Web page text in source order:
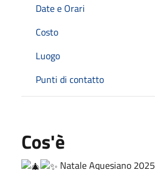
Date e Orari
Costo
Luogo
Punti di contatto
Cos'è
Natale Aquesiano 2025